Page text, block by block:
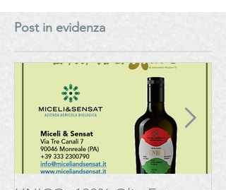
Post in evidenza